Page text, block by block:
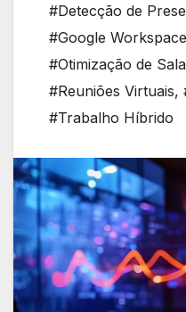
#Detecção de
#Google Workspace
#Otimização de
#Reuniões Virtuais,
#Trabalho Híbrido